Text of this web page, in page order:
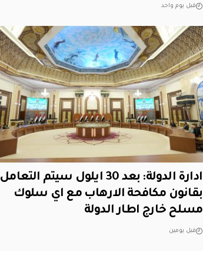
قبل يوم واحد
ادارة الدولة: بعد 30 ايلول سيتم التعامل
بقانون مكافحة الارهاب مع اي سلوك
مسلح خارج اطار الدولة
قبل يومين